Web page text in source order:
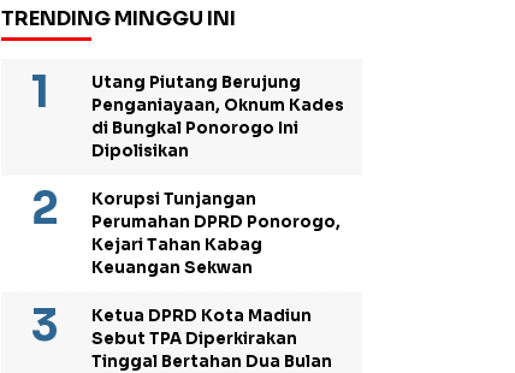
TRENDING MINGGU INI
Utang Piutang Berujung
Penganiayaan, Oknum Kades
di Bungkal Ponorogo Ini
Dipolisikan
Korupsi Tunjangan
Perumahan DPRD Ponorogo,
Kejari Tahan Kabag
Keuangan Sekwan
Ketua DPRD Kota Madiun
Sebut TPA Diperkirakan
Tinggal Bertahan Dua Bulan